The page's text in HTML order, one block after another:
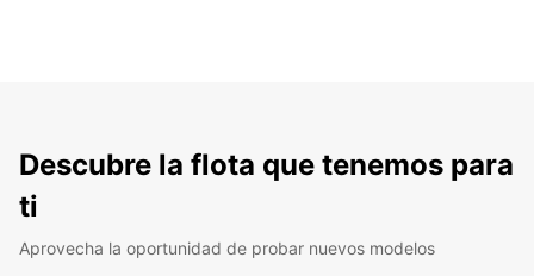
Descubre la flota que tenemos para
ti
Aprovecha la oportunidad de probar nuevos modelos